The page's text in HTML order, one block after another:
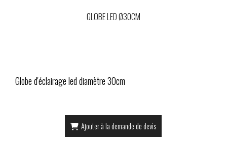
GLOBE LED Ø30CM
Globe d'éclairage led diamètre 30cm
Ajouter à la demande de devis